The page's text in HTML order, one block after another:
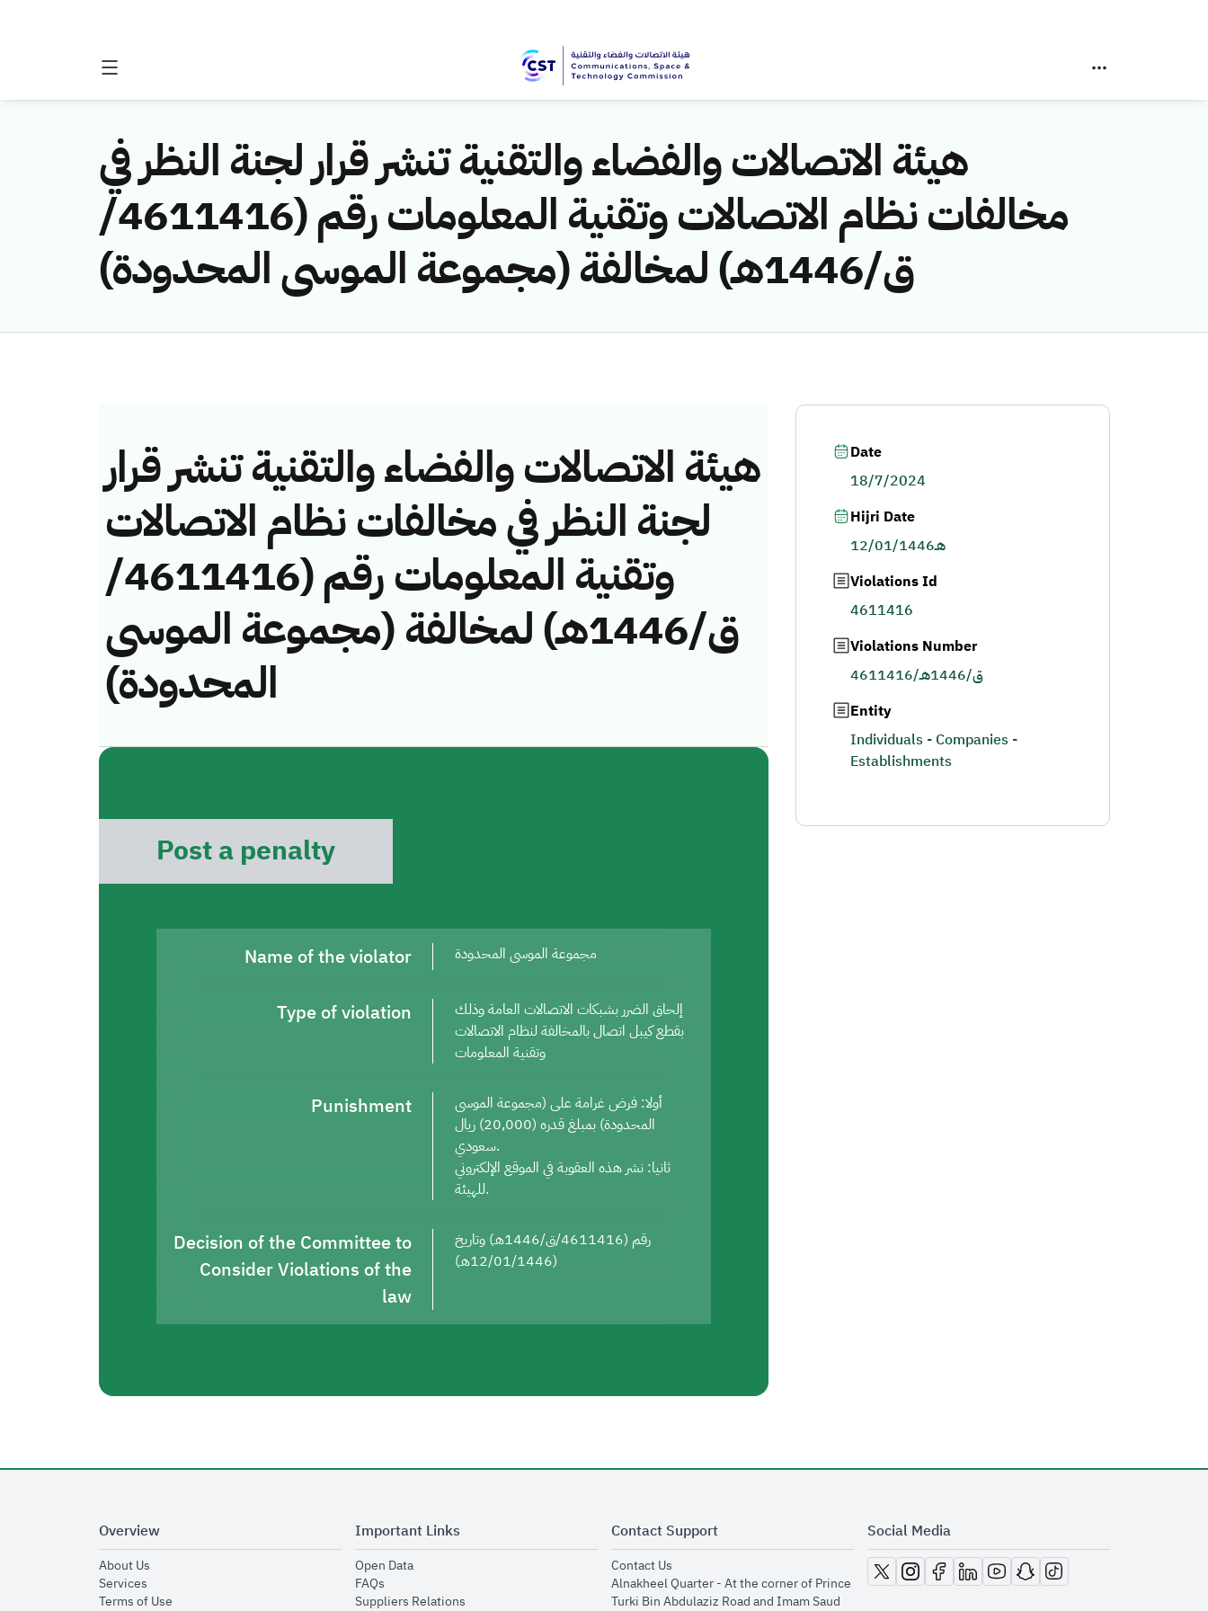
هيئة الاتصالات والفضاء والتقنية تنشر قرار لجنة النظر في
مخالفات نظام الاتصالات وتقنية المعلومات رقم (4611416/
ق/1446هـ) لمخالفة (مجموعة الموسى المحدودة)
هيئة الاتصالات والفضاء والتقنية تنشر قرار
لجنة النظر في مخالفات نظام الاتصالات
وتقنية المعلومات رقم (4611416/
ق/1446هـ) لمخالفة (مجموعة الموسى
المحدودة)
Post a penalty
Name of the violator مجموعة الموسى المحدودة
Type of violation
إلحاق الضرر بشبكات الاتصالات العامة وذلك
بقطع كيبل اتصال بالمخالفة لنظام الاتصالات
وتقنية المعلومات
Punishment
أولا: فرض غرامة على (مجموعة الموسى
المحدودة) بمبلغ قدره (20,000) ريال
سعودي.
ثانيا: نشر هذه العقوبة في الموقع الإلكتروني
للهيئة.
Decision of the Committee to
Consider Violations of the
law
رقم (4611416/ق/1446هـ) وتاريخ
(12/01/1446هـ)
Date
18/7/2024
Hijri Date
12/01/1446هـ
Violations Id
4611416
Violations Number
4611416/ق/1446هـ
Entity
Individuals - Companies -
Establishments
Overview
About Usopens in new window
Servicesopens in new window
Terms of Useopens in new window
Important Links
Open Dataopens in new window
FAQsopens in new window
Suppliers Relationsopens in new window
Contact Support
Contact Usopens in new window
Alnakheel Quarter - At the corner of Prince
Turki Bin Abdulaziz Road and Imam Saud
Social Media
opens in new window
opens in new window
opens in new window
opens in new window
opens in new window
opens in new window
opens in new window